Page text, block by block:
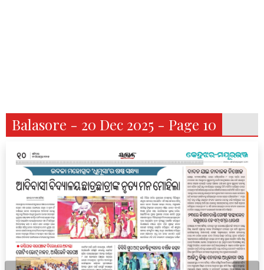
Balasore - 20 Dec 2025 - Page 10